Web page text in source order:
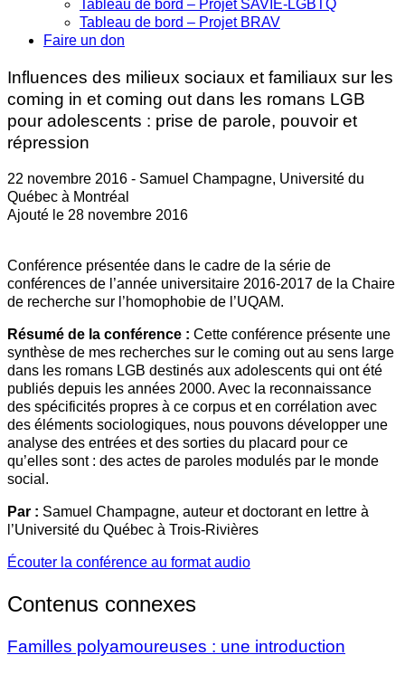
Tableau de bord – Projet SAVIE-LGBTQ
Tableau de bord – Projet BRAV
Faire un don
Influences des milieux sociaux et familiaux sur les
coming in et coming out dans les romans LGB
pour adolescents : prise de parole, pouvoir et
répression
22 novembre 2016 - Samuel Champagne, Université du
Québec à Montréal
Ajouté le 28 novembre 2016
Conférence présentée dans le cadre de la série de
conférences de l’année universitaire 2016-2017 de la Chaire
de recherche sur l’homophobie de l’UQAM.
Résumé de la conférence : Cette conférence présente une
synthèse de mes recherches sur le coming out au sens large
dans les romans LGB destinés aux adolescents qui ont été
publiés depuis les années 2000. Avec la reconnaissance
des spécificités propres à ce corpus et en corrélation avec
des éléments sociologiques, nous pouvons développer une
analyse des entrées et des sorties du placard pour ce
qu’elles sont : des actes de paroles modulés par le monde
social.
Par : Samuel Champagne, auteur et doctorant en lettre à
l’Université du Québec à Trois-Rivières
Écouter la conférence au format audio
Contenus connexes
Familles polyamoureuses : une introduction